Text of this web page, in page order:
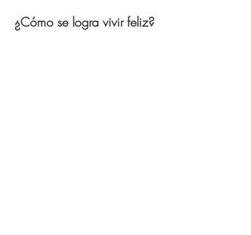
¿Cómo se logra vivir feliz?